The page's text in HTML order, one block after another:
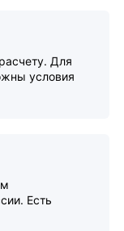
Для
условия
Есть